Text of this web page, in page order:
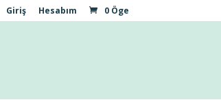
Giriş Hesabım 0 Öge